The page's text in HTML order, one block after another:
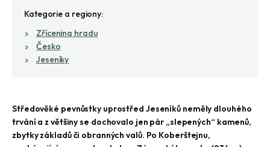
Středověké pevnůstky uprostřed Jeseníků neměly dlouhého
trvání a z většiny se dochovalo jen pár „slepených“ kamenů,
zbytky základů či obranných valů. Po Koberštejnu,
Kategorie a regiony:
Zřícenina hradu
Česko
Jeseníky